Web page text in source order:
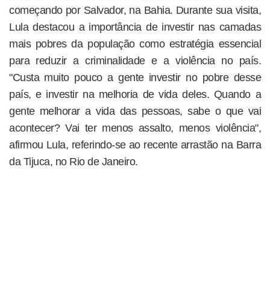
começando por Salvador, na Bahia. Durante sua visita,
Lula destacou a importância de investir nas camadas
mais pobres da população como estratégia essencial
para reduzir a criminalidade e a violência no país.
"Custa muito pouco a gente investir no pobre desse
país, e investir na melhoria de vida deles. Quando a
gente melhorar a vida das pessoas, sabe o que vai
acontecer? Vai ter menos assalto, menos violência",
afirmou Lula, referindo-se ao recente arrastão na Barra
da Tijuca, no Rio de Janeiro.